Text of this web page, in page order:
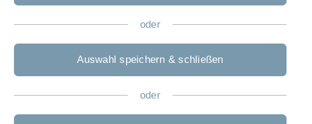
oder
Auswahl speichern & schließen
oder